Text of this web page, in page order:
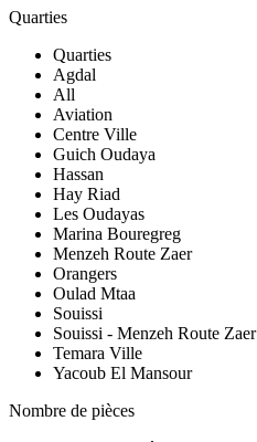
Quarties
Quarties
Agdal
All
Aviation
Centre Ville
Guich Oudaya
Hassan
Hay Riad
Les Oudayas
Marina Bouregreg
Menzeh Route Zaer
Orangers
Oulad Mtaa
Souissi
Souissi - Menzeh Route Zaer
Temara Ville
Yacoub El Mansour
Nombre de pièces